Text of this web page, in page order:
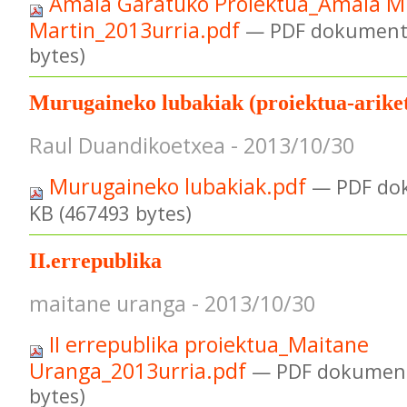
Martin_2013urria.pdf — PDF
bytes)
Murugaineko lubakiak (proiektua-
Raul Duandikoetxea - 2013/10/30
Murugaineko lubakiak.pdf — PDF
KB (467493 bytes)
II.errepublika
maitane uranga - 2013/10/30
II errepublika proiektua_Maitane
Uranga_2013urria.pdf — PDF
bytes)